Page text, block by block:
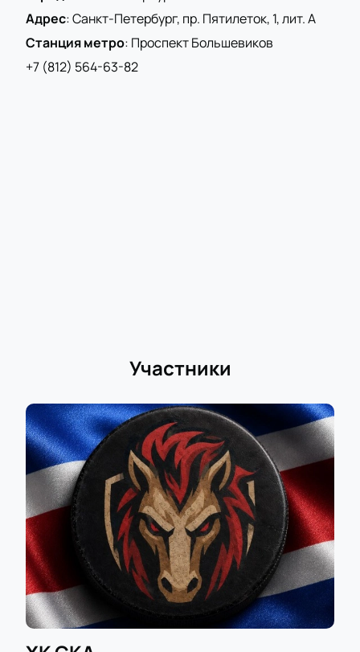
Адрес:Санкт-Петербург, пр. Пятилеток, 1, лит. А
Станция метро: Проспект Большевиков
+7 (812) 564-63-82
Участники